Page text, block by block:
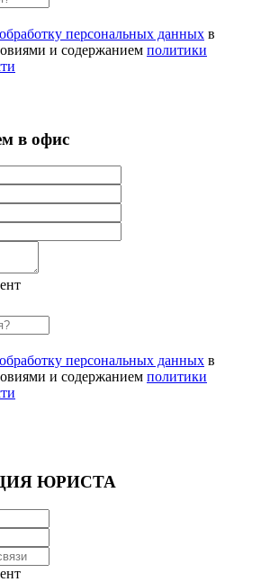
обработку персональных данных в
и содержанием политики
в офис
обработку персональных данных в
и содержанием политики
ЮРИСТА